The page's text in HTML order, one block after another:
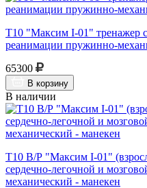
Т10 "Максим I-01" тренажер
реанимации пружинно-
65300
В корзину
В наличии
Т10 В/Р "Максим I-01"
сердечно-легочной и
механический - манекен